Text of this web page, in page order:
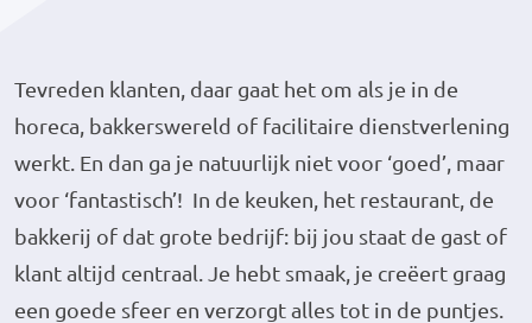
Tevreden klanten, daar gaat het om als je in de
horeca, bakkerswereld of facilitaire dienstverlening
werkt. En dan ga je natuurlijk niet voor ‘goed’, maar
voor ‘fantastisch’! In de keuken, het restaurant, de
bakkerij of dat grote bedrijf: bij jou staat de gast of
klant altijd centraal. Je hebt smaak, je creëert graag
een goede sfeer en verzorgt alles tot in de puntjes.